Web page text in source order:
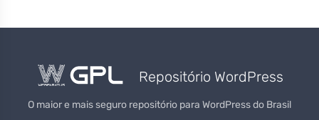
Repositório WordPress
O maior e mais seguro repositório para WordPress do Brasil